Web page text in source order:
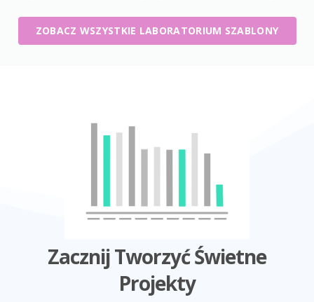
ZOBACZ WSZYSTKIE LABORATORIUM SZABLONY
Zacznij Tworzyć Świetne
Projekty